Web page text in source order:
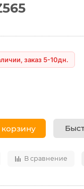
заказ 5-10дн.
В сравнение